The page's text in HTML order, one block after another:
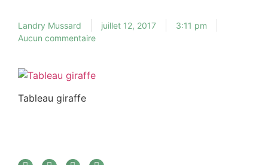
Landry Mussard juillet 12, 2017
3:11 pm
Aucun commentaire
Tableau giraffe